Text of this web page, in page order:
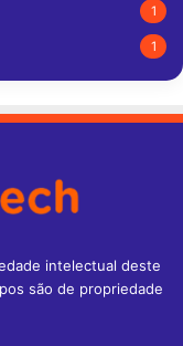
1
1
intelectual deste
são de propriedade